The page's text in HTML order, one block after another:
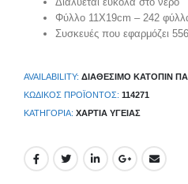
Φύλλο 11Χ19cm – 242
Συσκευές που εφαρμόζει
AVAILABILITY: ΔΙΑΘΈΣΙΜΟ ΚΑΤΌΠΙΝ
ΚΩΔΙΚΌΣ ΠΡΟΪΌΝΤΟΣ: 114271
ΚΑΤΗΓΟΡΊΑ: ΧΑΡΤΙΆ ΥΓΕΊΑΣ